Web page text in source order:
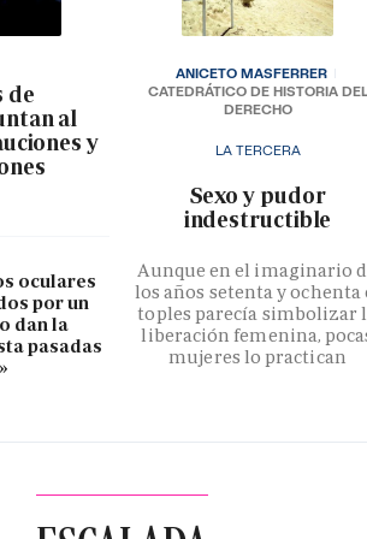
de
al
y
oculares
por un
dan la
pasadas
LA TERCERA
­Sexo y pudor
indestructible
Aunque en el imaginario
los años setenta y ochenta
toples parecía simbolizar
liberación femenina,
mujeres lo practican
ANICETO MASFERRER
CATEDRÁTICO DE HISTORIA DEL
DERECHO